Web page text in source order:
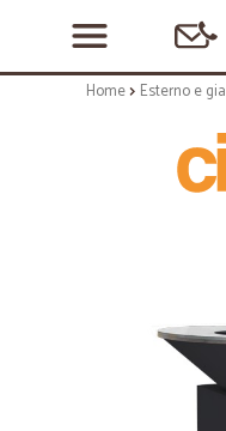
Home